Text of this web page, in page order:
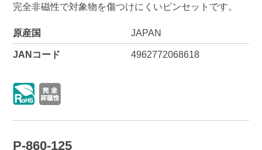
完全非磁性で対象物を傷つけにくいピンセットです。
原産国 JAPAN
JANコード 4962772068618
P-860-125